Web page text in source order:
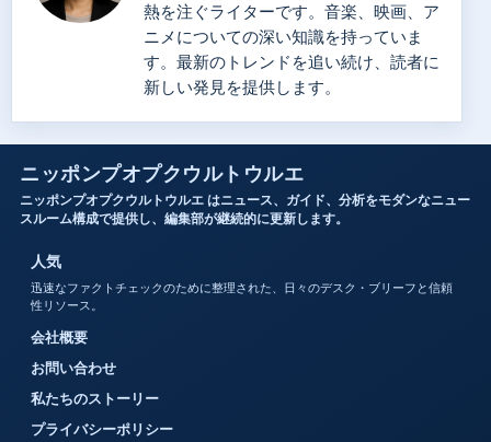
熱を注ぐライターです。音楽、映画、ア
ニメについての深い知識を持っていま
す。最新のトレンドを追い続け、読者に
新しい発見を提供します。
ニッポンプオプクウルトウルエ
ニッポンプオプクウルトウルエ はニュース、ガイド、分析をモダンなニュー
スルーム構成で提供し、編集部が継続的に更新します。
人気
迅速なファクトチェックのために整理された、日々のデスク・ブリーフと信頼
性リソース。
会社概要
お問い合わせ
私たちのストーリー
プライバシーポリシー